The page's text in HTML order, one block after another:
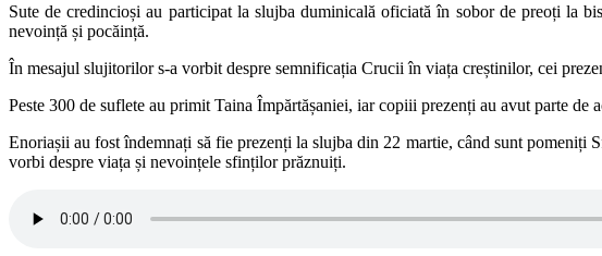
Sute de credincioși au participat la slujba duminicală oficiată în sobor de preoți la
nevoință și pocăință.
În mesajul slujitorilor s-a vorbit despre semnificația Crucii în viața creștinilor, cei
Peste 300 de suflete au primit Taina Împărtășaniei, iar copiii prezenți au avut parte
Enoriașii au fost îndemnați să fie prezenți la slujba din 22 martie, când sunt pomeniți
vorbi despre viața și nevoințele sfinților prăznuiți.